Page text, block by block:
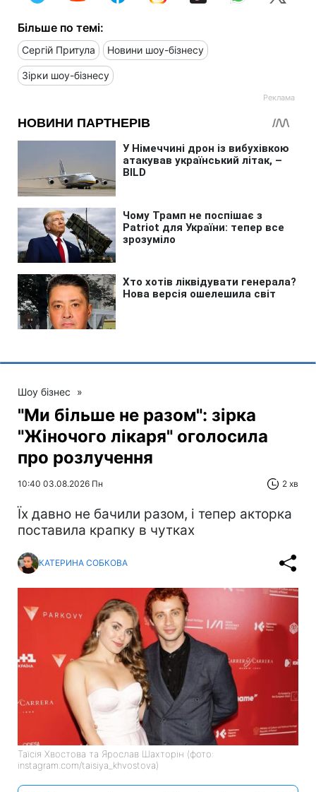
Більше по темі:
Сергій Притула Новини шоу-бізнесу
Зірки шоу-бізнесу
Шоу бізнес »
"Ми більше не разом": зірка
"Жіночого лікаря" оголосила
про розлучення
10:40 03.08.2026 Пн 2 хв
Їх давно не бачили разом, і тепер акторка
поставила крапку в чутках
КАТЕРИНА СОБКОВА
Таїсія Хвостова та Ярослав Шахторін (фото:
instagram.com/taisiya_khvostova)